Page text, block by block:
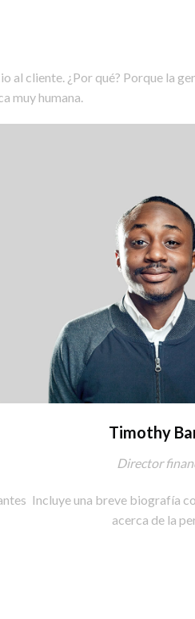
al cliente. ¿Por qué? Porque la
muy humana.
Timothy
Director
Incluye una breve biografía
acerca de la